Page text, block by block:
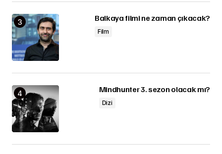
Balkaya filmi ne zaman çıkacak?
Film
Mindhunter 3. sezon olacak mı?
Dizi